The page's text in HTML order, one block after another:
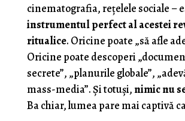
cinematografia, rețelele sociale –
instrumentul perfect al acestei
ritualice. Oricine poate „să afle
Oricine poate descoperi
secrete”, „planurile globale”,
mass-media”. Și totuși,nimic nu
Ba chiar, lumea pare mai captivă